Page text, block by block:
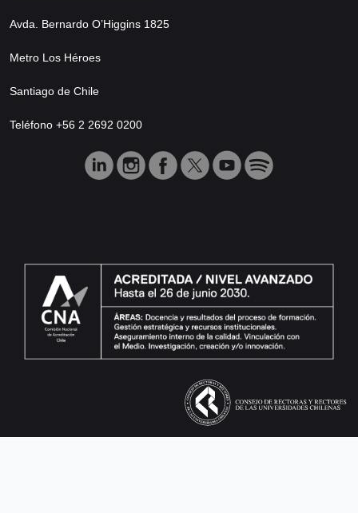
Avda. Bernardo O’Higgins 1825
Metro Los Héroes
Santiago de Chile
Teléfono +56 2 2692 0200